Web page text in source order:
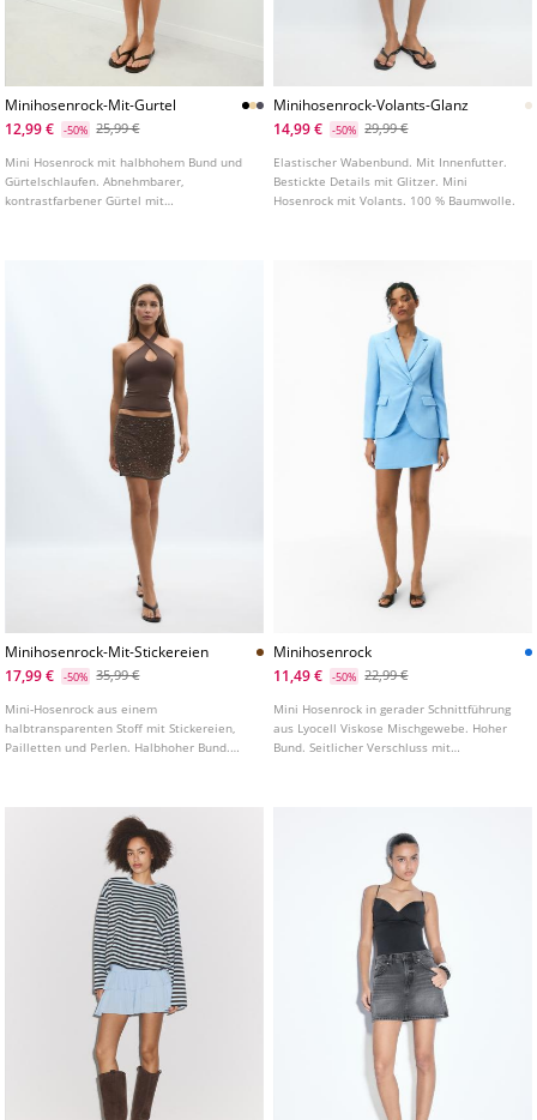
Minihosenrock-Mit-Gurtel
12,99 €
-50% 25,99 €
Mini Hosenrock mit halbhohem Bund und
Gürtelschlaufen. Abnehmbarer,
kontrastfarbener Gürtel mit
Minihosenrock-Volants-Glanz
14,99 €
-50% 29,99 €
Elastischer Wabenbund. Mit Innenfutter.
Bestickte Details mit Glitzer. Mini
Hosenrock mit Volants. 100 % Baumwolle.
Minihosenrock-Mit-Stickereien
17,99 €
-50% 35,99 €
Mini-Hosenrock aus einem
halbtransparenten Stoff mit Stickereien,
Pailletten und Perlen. Halbhoher Bund.
Minihosenrock
11,49 €
-50% 22,99 €
Mini Hosenrock in gerader Schnittführung
aus Lyocell Viskose Mischgewebe. Hoher
Bund. Seitlicher Verschluss mit